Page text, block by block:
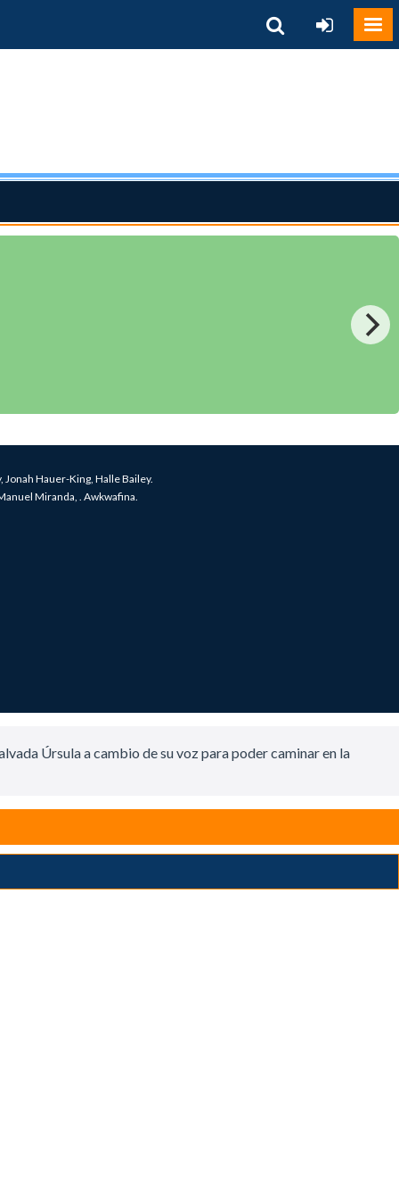
Jonah Hauer-King, Halle Bailey.
Miranda, . Awkwafina.
Úrsula a cambio de su voz para poder caminar en la